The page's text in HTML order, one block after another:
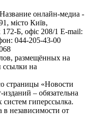
онлайн-медиа -
місто Київ,
Б, офіс 208/1 E-mail:
044-205-43-00
размещённых на
ссылки на
страницы «Новости
– обязательна
систем гиперссылка.
независимости от